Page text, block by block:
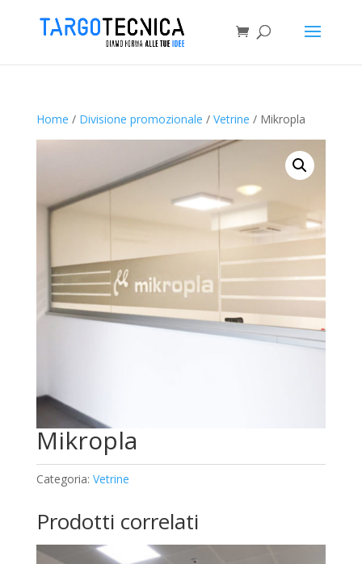
Home / Divisione promozionale / Vetrine / Mikropla
Mikropla
Categoria: Vetrine
Prodotti correlati